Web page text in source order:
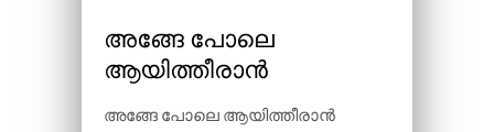
അങ്ങേ പോലെ
ആയിത്തീരാൻ
അങ്ങേ പോലെ ആയിത്തീരാൻ